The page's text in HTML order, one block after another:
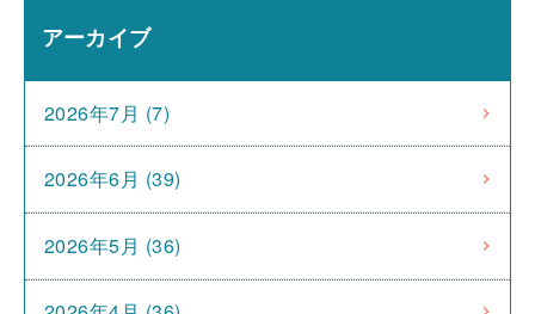
アーカイブ
2026年7月 (7)
2026年6月 (39)
2026年5月 (36)